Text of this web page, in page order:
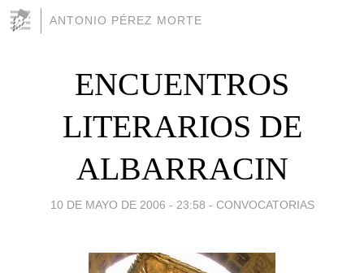
ANTONIO PÉREZ MORTE
ENCUENTROS
LITERARIOS DE
ALBARRACIN
10 DE MAYO DE 2006 - 23:58 - CONVOCATORIAS